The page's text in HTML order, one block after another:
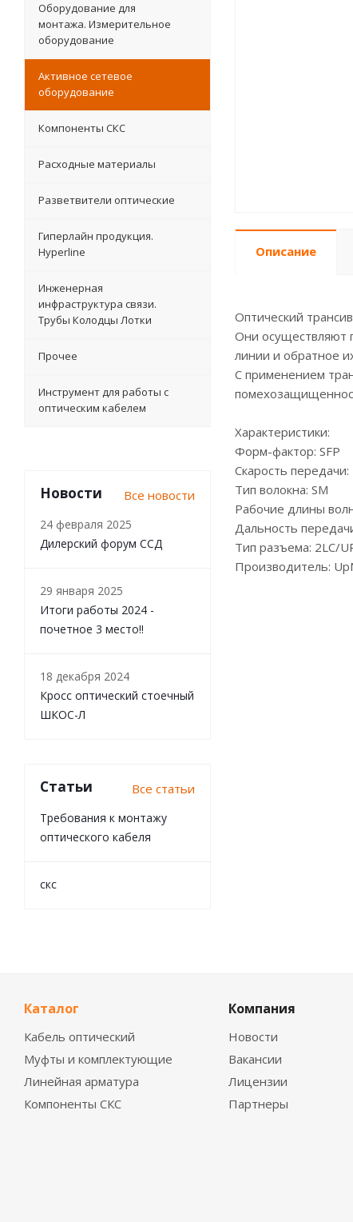
Описание
Оптический
Они осуществляют
линии и обратное
С применением
Характеристики:
Форм-фактор: SFP
Скарость
Тип волокна: SM
Рабочие длины
Дальность
Тип разъема: 2LC/
Производитель:
Оборудование для
монтажа. Измерительное
оборудование
Активное сетевое
оборудование
Компоненты СКС
Расходные материалы
Разветвители оптические
Гиперлайн продукция.
Hyperline
Инженерная
инфраструктура связи.
Трубы Колодцы Лотки
Прочее
Инструмент для работы с
оптическим кабелем
Новости Все новости
24 февраля 2025
Дилерский форум ССД
29 января 2025
Итоги работы 2024 -
почетное 3 место!!
18 декабря 2024
Кросс оптический стоечный
ШКОС-Л
Статьи Все статьи
Требования к монтажу
оптического кабеля
скс
Каталог
Кабель оптический
Муфты и комплектующие
Линейная арматура
Компоненты СКС
Компания
Новости
Вакансии
Лицензии
Партнеры